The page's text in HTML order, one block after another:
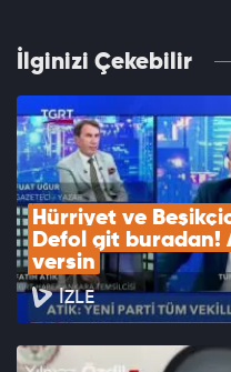
İlginizi Çekebilir
Hürriyet ve
Defol git buradan!
versin
İZLE